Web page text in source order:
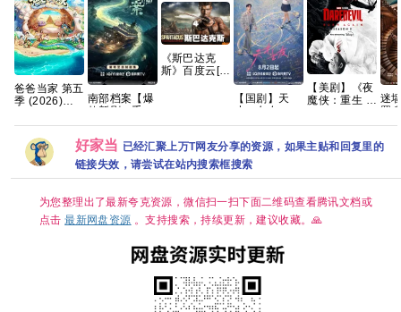
爸爸当家 第五
季 (2026)
期】[真人秀
亲子]【综艺】
夸克网盘
南部档案【爆
款新剧🔥手慢
无】 【共33
集/4K超清臻
彩 DV HDR】
【张新成、丁
禹兮｜奇幻/冒
《斯巴达克
斯》百度云[百
【国剧】天
才，女友
(2026)【更至
【2016P】
【田曦薇 / 胡
一天主演】
【美剧】《夜
魔侠：重生 第
列）查理·考
克斯 文森特·
多诺费奥 克里
2026/剧情/动
犯罪/奇幻/冒
克
迷
罪
素
好家当 已经汇聚上万T网友分享的资源，如果主贴和回复里的
链接失效，请尝试在站内搜索框搜索
为您整理出了最新夸克资源，微信扫一扫下面二维码查看腾讯文档或
点击最新网盘资源 。支持搜索，持续更新，建议收藏。🙏